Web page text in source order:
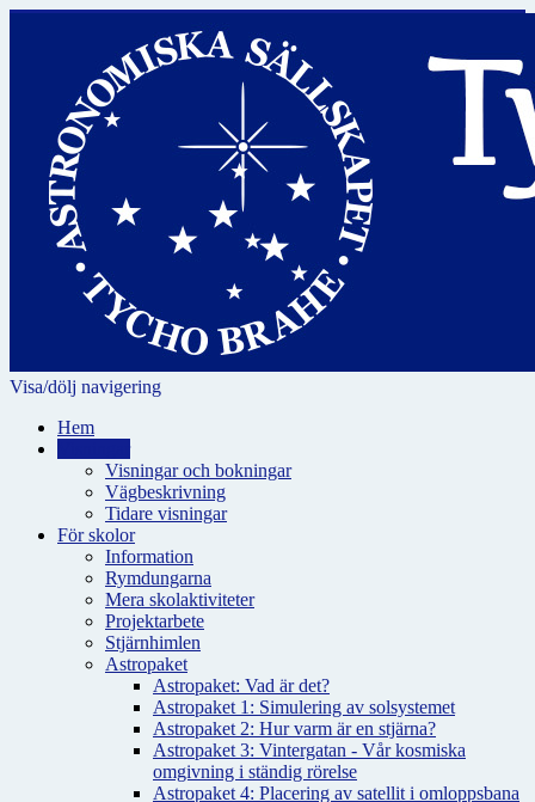
Visa/dölj navigering
Hem
Visningar och bokningar
Vägbeskrivning
Tidare visningar
För skolor
Information
Rymdungarna
Mera skolaktiviteter
Projektarbete
Stjärnhimlen
Astropaket
Astropaket: Vad är det?
Astropaket 1: Simulering av solsystemet
Astropaket 2: Hur varm är en stjärna?
Astropaket 3: Vintergatan - Vår kosmiska
omgivning i ständig rörelse
Astropaket 4: Placering av satellit i omloppsbana